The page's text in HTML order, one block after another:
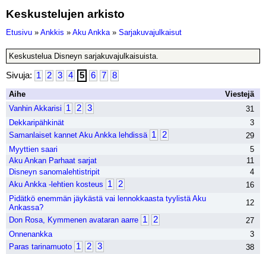
Keskustelujen arkisto
Etusivu » Ankkis » Aku Ankka » Sarjakuvajulkaisut
Keskustelua Disneyn sarjakuvajulkaisuista.
Sivuja: 1 2 3 4 5 6 7 8
Aihe
Viestejä
Vanhin Akkarisi 1 2 3
31
Dekkaripähkinät
3
Samanlaiset kannet Aku Ankka lehdissä 1 2
29
Myyttien saari
5
Aku Ankan Parhaat sarjat
11
Disneyn sanomalehtistripit
4
Aku Ankka -lehtien kosteus 1 2
16
Pidätkö enemmän jäykästä vai lennokkaasta tyylistä Aku
Ankassa?
12
Don Rosa, Kymmenen avataran aarre 1 2
27
Onnenankka
3
Paras tarinamuoto 1 2 3
38